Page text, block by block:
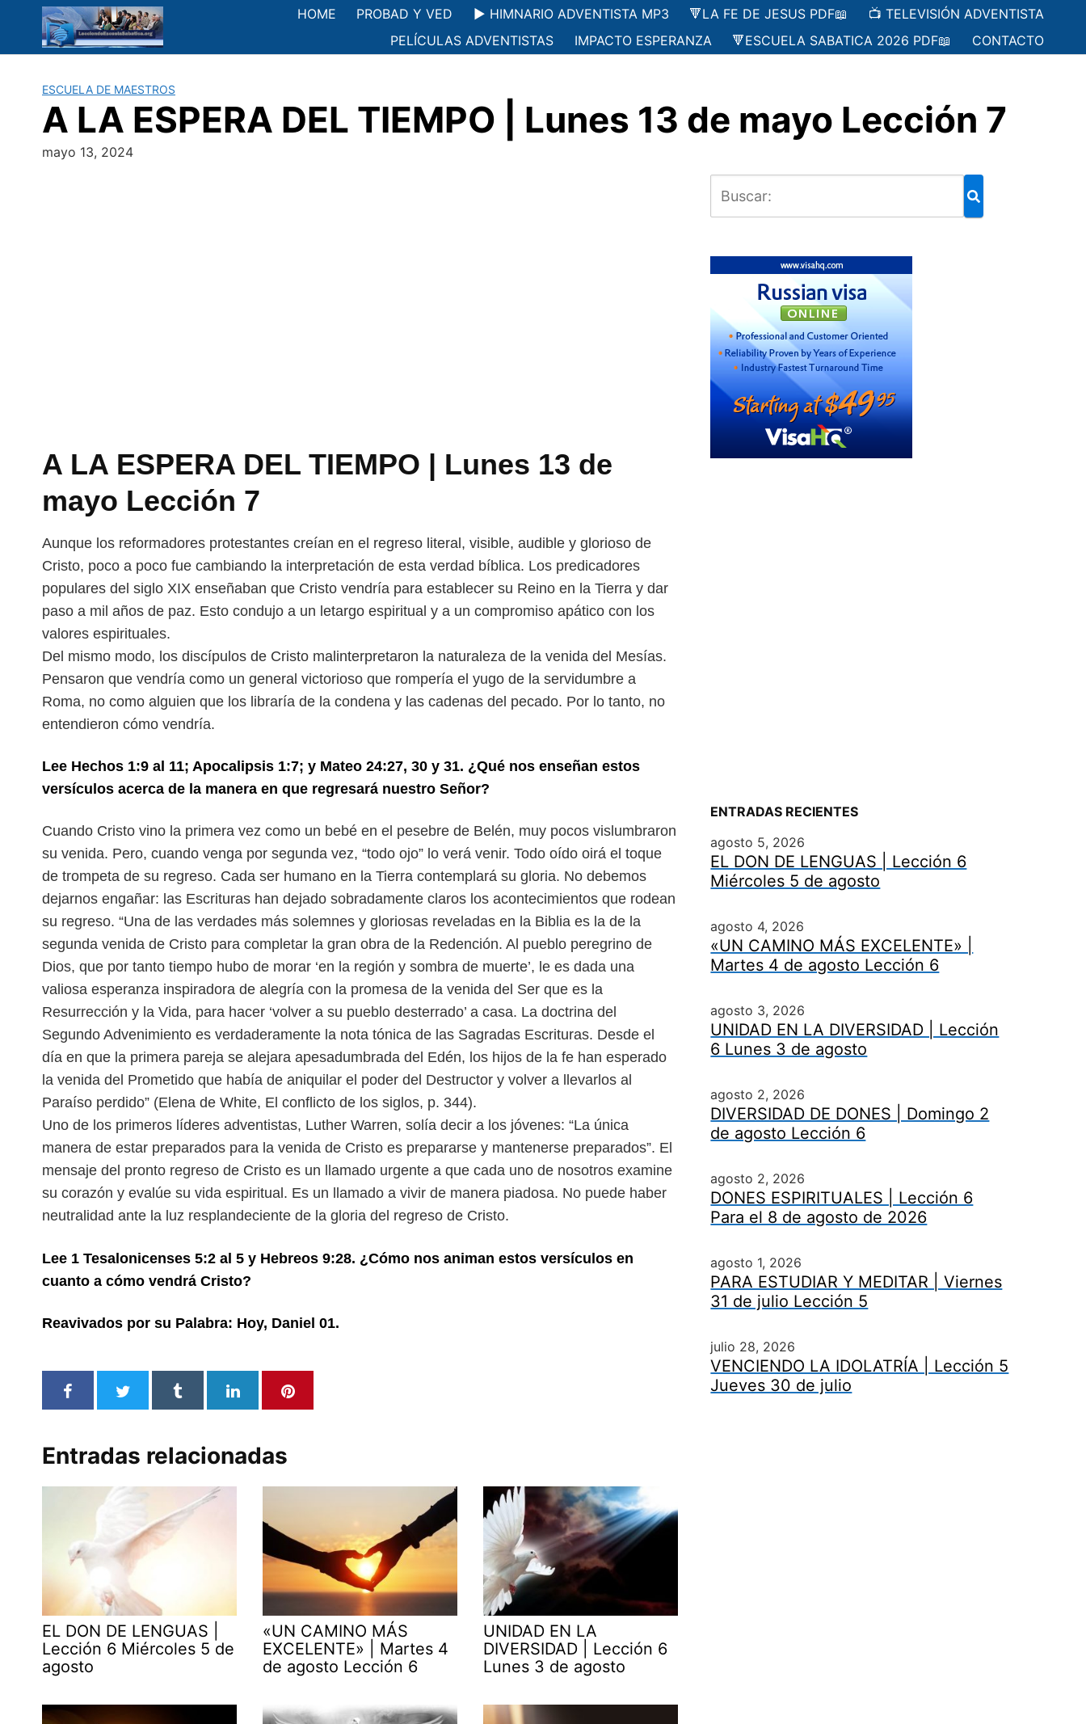
contenido
HOME PROBAD Y VED ▶️ HIMNARIO ADVENTISTA MP3 🔻LA FE DE JESUS PDF📖
📺 TELEVISIÓN ADVENTISTA
PELÍCULAS ADVENTISTAS
IMPACTO ESPERANZA 🔻ESCUELA SABATICA 2026 PDF📖 CONTACTO
ESCUELA DE MAESTROS
A LA ESPERA DEL TIEMPO | Lunes 13 de mayo Lección 7
mayo 13, 2024
A LA ESPERA DEL TIEMPO | Lunes 13 de
mayo Lección 7
Aunque los reformadores protestantes creían en el regreso literal, visible, audible y glorioso de
Cristo, poco a poco fue cambiando la interpretación de esta verdad bíblica. Los predicadores
populares del siglo XIX enseñaban que Cristo vendría para establecer su Reino en la Tierra y dar
paso a mil años de paz. Esto condujo a un letargo espiritual y a un compromiso apático con los
valores espirituales.
Del mismo modo, los discípulos de Cristo malinterpretaron la naturaleza de la venida del Mesías.
Pensaron que vendría como un general victorioso que rompería el yugo de la servidumbre a
Roma, no como alguien que los libraría de la condena y las cadenas del pecado. Por lo tanto, no
entendieron cómo vendría.
Lee Hechos 1:9 al 11; Apocalipsis 1:7; y Mateo 24:27, 30 y 31. ¿Qué nos enseñan estos
versículos acerca de la manera en que regresará nuestro Señor?
Cuando Cristo vino la primera vez como un bebé en el pesebre de Belén, muy pocos vislumbraron
su venida. Pero, cuando venga por segunda vez, “todo ojo” lo verá venir. Todo oído oirá el toque
de trompeta de su regreso. Cada ser humano en la Tierra contemplará su gloria. No debemos
dejarnos engañar: las Escrituras han dejado sobradamente claros los acontecimientos que rodean
su regreso. “Una de las verdades más solemnes y gloriosas reveladas en la Biblia es la de la
segunda venida de Cristo para completar la gran obra de la Redención. Al pueblo peregrino de
Dios, que por tanto tiempo hubo de morar ‘en la región y sombra de muerte’, le es dada una
valiosa esperanza inspiradora de alegría con la promesa de la venida del Ser que es la
Resurrección y la Vida, para hacer ‘volver a su pueblo desterrado’ a casa. La doctrina del
Segundo Advenimiento es verdaderamente la nota tónica de las Sagradas Escrituras. Desde el
día en que la primera pareja se alejara apesadumbrada del Edén, los hijos de la fe han esperado
la venida del Prometido que había de aniquilar el poder del Destructor y volver a llevarlos al
Paraíso perdido” (Elena de White, El conflicto de los siglos, p. 344).
Uno de los primeros líderes adventistas, Luther Warren, solía decir a los jóvenes: “La única
manera de estar preparados para la venida de Cristo es prepararse y mantenerse preparados”. El
mensaje del pronto regreso de Cristo es un llamado urgente a que cada uno de nosotros examine
su corazón y evalúe su vida espiritual. Es un llamado a vivir de manera piadosa. No puede haber
neutralidad ante la luz resplandeciente de la gloria del regreso de Cristo.
Lee 1 Tesalonicenses 5:2 al 5 y Hebreos 9:28. ¿Cómo nos animan estos versículos en
cuanto a cómo vendrá Cristo?
Reavivados por su Palabra: Hoy, Daniel 01.
Entradas relacionadas
EL DON DE LENGUAS |
Lección 6 Miércoles 5 de
agosto
«UN CAMINO MÁS
EXCELENTE» | Martes 4
de agosto Lección 6
UNIDAD EN LA
DIVERSIDAD | Lección 6
Lunes 3 de agosto
ENTRADAS RECIENTES
agosto 5, 2026
EL DON DE LENGUAS | Lección 6
Miércoles 5 de agosto
agosto 4, 2026
«UN CAMINO MÁS EXCELENTE» |
Martes 4 de agosto Lección 6
agosto 3, 2026
UNIDAD EN LA DIVERSIDAD | Lección
6 Lunes 3 de agosto
agosto 2, 2026
DIVERSIDAD DE DONES | Domingo 2
de agosto Lección 6
agosto 2, 2026
DONES ESPIRITUALES | Lección 6
Para el 8 de agosto de 2026
agosto 1, 2026
PARA ESTUDIAR Y MEDITAR | Viernes
31 de julio Lección 5
julio 28, 2026
VENCIENDO LA IDOLATRÍA | Lección 5
Jueves 30 de julio